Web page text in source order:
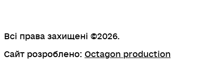
Всі права захищені ©2026.
Сайт розроблено: Octagon production